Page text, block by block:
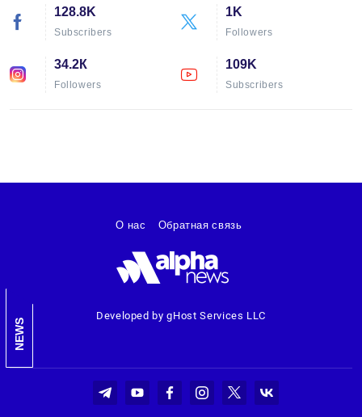
128.8K
Subscribers
1K
Followers
34.2К
Followers
109K
Subscribers
NEWS
Developed by gHost Services LLC
О нас Обратная связь